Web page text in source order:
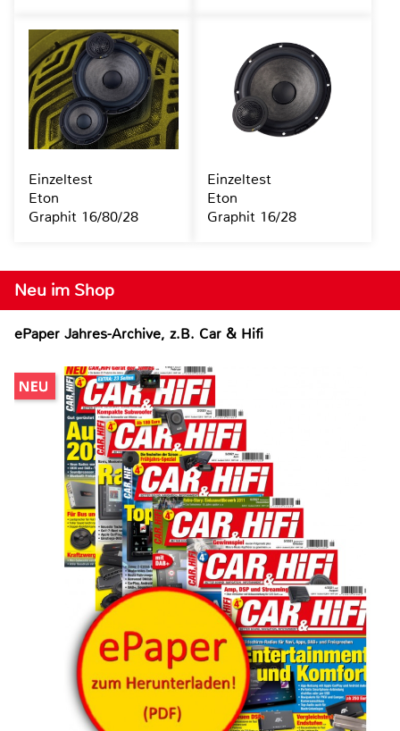
Neu im Shop
ePaper Jahres-Archive, z.B. Car & Hifi
Einzeltest
Eton
Graphit 16/80/28
Einzeltest
Eton
Graphit 16/28